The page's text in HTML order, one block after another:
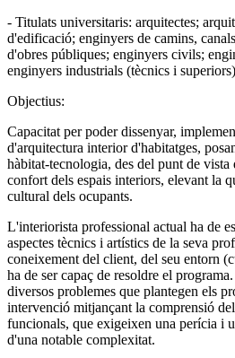
- Titulats universitaris: arquitectes;
d'edificació; enginyers de camins,
d'obres públiques; enginyers civils;
enginyers industrials (tècnics i
Objectius:
Capacitat per poder dissenyar,
d'arquitectura interior d'habitatges,
hàbitat-tecnologia, des del punt de
confort dels espais interiors, elevant la
cultural dels ocupants.
L'interiorista professional actual ha de
aspectes tècnics i artístics de la seva
coneixement del client, del seu entorn
ha de ser capaç de resoldre el
diversos problemes que plantegen els
intervenció mitjançant la comprensió
funcionals, que exigeixen una perícia i
d'una notable complexitat.